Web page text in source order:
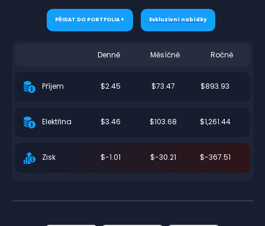
PŘIDAT DO PORTFOLIA + Exkluzivní nabídky
Denně Měsíčně Ročně
Příjem $2.45 $73.47 $893.93
Elektřina $3.46 $103.68 $1,261.44
Zisk $-1.01 $-30.21 $-367.51